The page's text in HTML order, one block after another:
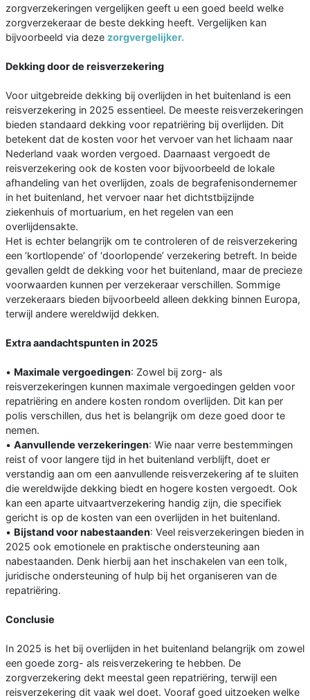
zorgverzekeringen vergelijken geeft u een goed beeld welke
zorgverzekeraar de beste dekking heeft. Vergelijken kan
bijvoorbeeld via deze zorgvergelijker.
Dekking door de reisverzekering
Voor uitgebreide dekking bij overlijden in het buitenland is een
reisverzekering in 2025 essentieel. De meeste reisverzekeringen
bieden standaard dekking voor repatriëring bij overlijden. Dit
betekent dat de kosten voor het vervoer van het lichaam naar
Nederland vaak worden vergoed. Daarnaast vergoedt de
reisverzekering ook de kosten voor bijvoorbeeld de lokale
afhandeling van het overlijden, zoals de begrafenisondernemer
in het buitenland, het vervoer naar het dichtstbijzijnde
ziekenhuis of mortuarium, en het regelen van een
overlijdensakte.
Het is echter belangrijk om te controleren of de reisverzekering
een ‘kortlopende’ of ‘doorlopende’ verzekering betreft. In beide
gevallen geldt de dekking voor het buitenland, maar de precieze
voorwaarden kunnen per verzekeraar verschillen. Sommige
verzekeraars bieden bijvoorbeeld alleen dekking binnen Europa,
terwijl andere wereldwijd dekken.
Extra aandachtspunten in 2025
• Maximale vergoedingen: Zowel bij zorg- als
reisverzekeringen kunnen maximale vergoedingen gelden voor
repatriëring en andere kosten rondom overlijden. Dit kan per
polis verschillen, dus het is belangrijk om deze goed door te
nemen.
• Aanvullende verzekeringen: Wie naar verre bestemmingen
reist of voor langere tijd in het buitenland verblijft, doet er
verstandig aan om een aanvullende reisverzekering af te sluiten
die wereldwijde dekking biedt en hogere kosten vergoedt. Ook
kan een aparte uitvaartverzekering handig zijn, die specifiek
gericht is op de kosten van een overlijden in het buitenland.
• Bijstand voor nabestaanden: Veel reisverzekeringen bieden in
2025 ook emotionele en praktische ondersteuning aan
nabestaanden. Denk hierbij aan het inschakelen van een tolk,
juridische ondersteuning of hulp bij het organiseren van de
repatriëring.
Conclusie
In 2025 is het bij overlijden in het buitenland belangrijk om zowel
een goede zorg- als reisverzekering te hebben. De
zorgverzekering dekt meestal geen repatriëring, terwijl een
reisverzekering dit vaak wel doet. Vooraf goed uitzoeken welke